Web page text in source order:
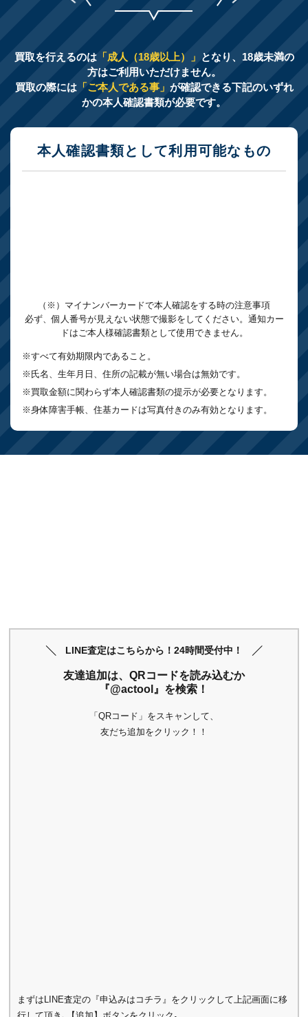
買取を行えるのは「成人（18歳以上）」 となり、18歳未満の
方はご利用いただけません。
買取の際には「ご本人である事」 が確認できる下記のいずれ
かの本人確認書類が必要です。
本人確認書類として利用可能なもの
（※）マイナンバーカードで本人確認をする時の注意事項
必ず、個人番号が見えない状態で撮影をしてください。通知カー
ドはご本人様確認書類として使用できません。
※すべて有効期限内であること。
※氏名、生年月日、住所の記載が無い場合は無効です。
※買取金額に関わらず本人確認書類の提示が必要となります。
※身体障害手帳、住基カードは写真付きのみ有効となります。
LINE査定はこちらから！24時間受付中！
友達追加は、QRコードを読み込むか
『@actool』を検索！
「QRコード」をスキャンして、
友だち追加をクリック！！
まずはLINE査定の『申込みはコチラ』をクリックして上記画面に移